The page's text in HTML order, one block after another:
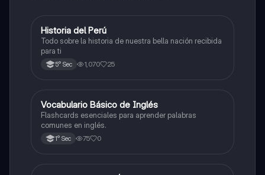
Ciencias Sociales
Historia del Perú
Todo sobre la historia de nuestra bella nación recibida
para ti
5° Sec 1,070 25
VInglés
Vocabulario Básico de Inglés
Flashcards esenciales para aprender palabras
comunes en inglés.
1° Sec 75 0